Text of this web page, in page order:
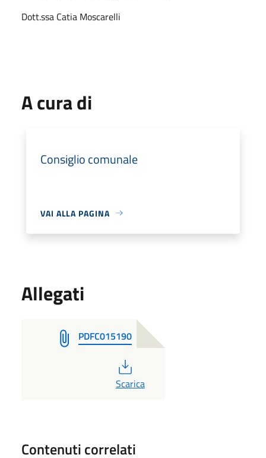
Dott.ssa Catia Moscarelli
A cura di
Consiglio comunale
VAI ALLA PAGINA
Allegati
PDFC015190
PDF
Scarica
Contenuti correlati